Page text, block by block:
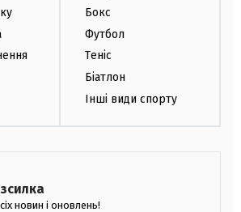
Бокс
Футбол
Теніс
Біатлон
Інші види спорту
новин і оновлень!